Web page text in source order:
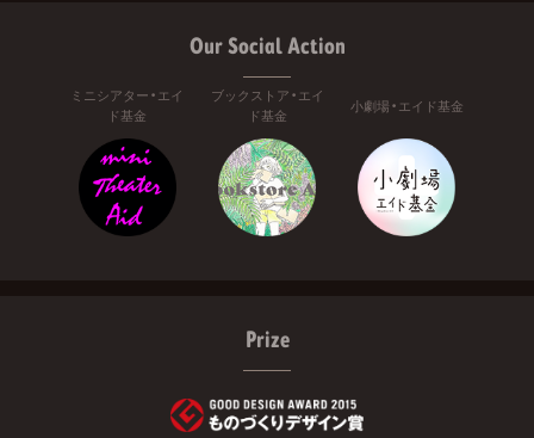
Our Social Action
ミニシアター・エイ
ド基金
ブックストア・エイ
ド基金
小劇場・エイド基金
Prize